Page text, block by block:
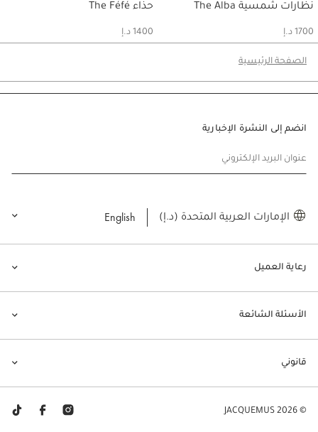
نظارات شمسية The Alba
حسابي
1700 د.إ
حذاء The Féfé
حسابي
1400 د.إ
الصفحة الرئيسية
رعاية العميل
الأسئلة الشائعة
قانوني
انضم إلى النشرة الإخبارية
عنوان البريد الإلكتروني
الإمارات العربية المتحدة (د.إ) English
© JACQUEMUS 2026